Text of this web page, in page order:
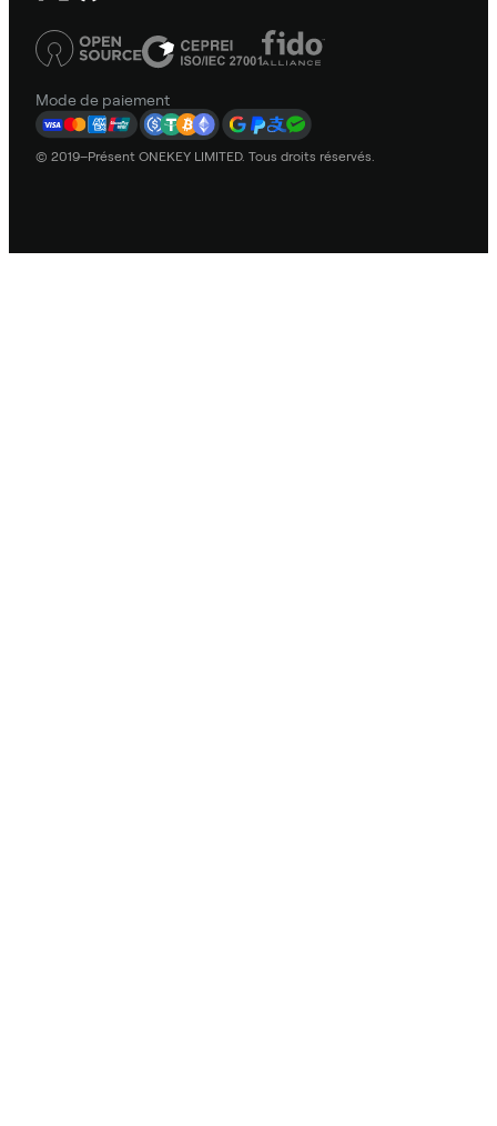
Mode de paiement
© 2019–Présent ONEKEY LIMITED. Tous droits réservés.